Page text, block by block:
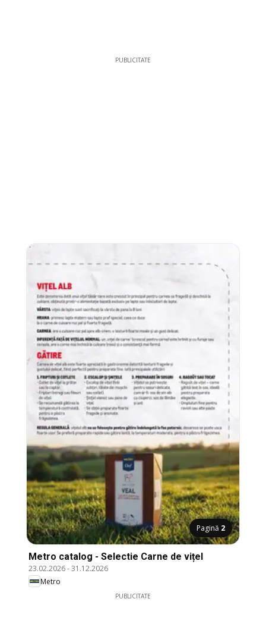
PUBLICITATE
Pagină 2
Metro catalog - Selectie Carne de vițel
23.02.2026-31.12.2026
Metro
PUBLICITATE